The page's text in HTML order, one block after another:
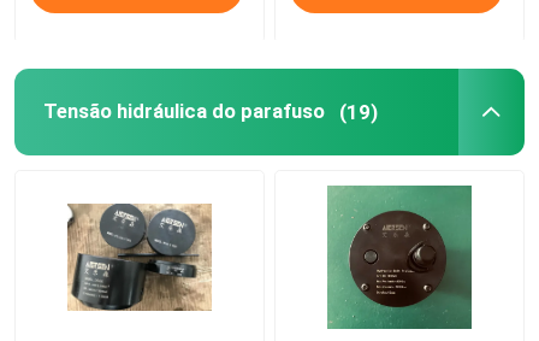
Tensão hidráulica do parafuso (19)